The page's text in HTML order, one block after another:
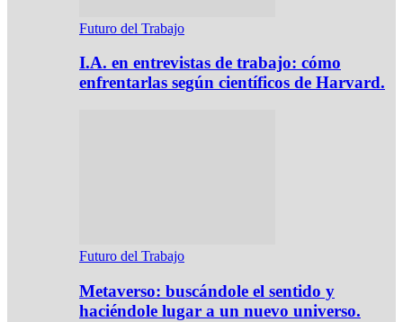
Futuro del Trabajo
I.A. en entrevistas de trabajo: cómo
enfrentarlas según científicos de Harvard.
Futuro del Trabajo
Metaverso: buscándole el sentido y
haciéndole lugar a un nuevo universo.